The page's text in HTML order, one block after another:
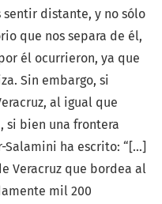
distante, y no sólo
que nos separa de él,
él ocurrieron, ya que
Sin embargo, si
al igual que
si bien una frontera
ha escrito: “[...]
Veracruz que bordea al
mil 200